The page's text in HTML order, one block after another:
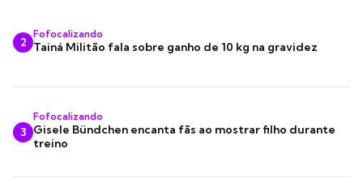
2
Fofocalizando
Tainá Militão fala sobre ganho de 10 kg na gravidez
3
Fofocalizando
Gisele Bündchen encanta fãs ao mostrar filho durante
treino